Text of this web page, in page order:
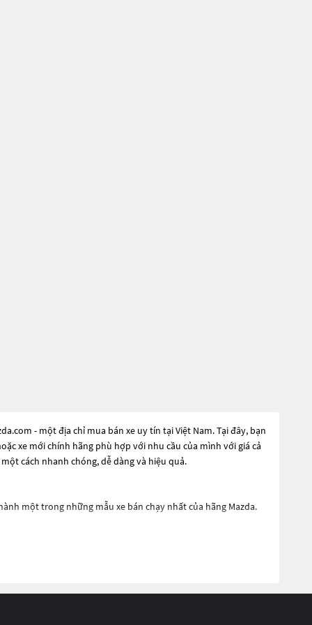
- một địa chỉ mua bán xe uy tín tại Việt Nam. Tại đây, bạn
xe mới chính hãng phù hợp với nhu cầu của mình với giá cả
cách nhanh chóng, dễ dàng và hiệu quả.
một trong những mẫu xe bán chạy nhất của hãng Mazda.
hòa tự động, hệ thống phanh ABS và hệ thống ổn định